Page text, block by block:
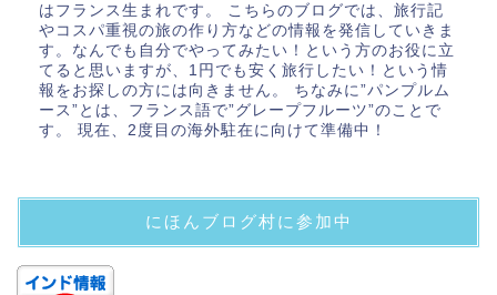
はフランス生まれです。 こちらのブログでは、旅行記
やコスパ重視の旅の作り方などの情報を発信していきま
す。なんでも自分でやってみたい！という方のお役に立
てると思いますが、1円でも安く旅行したい！という情
報をお探しの方には向きません。 ちなみに”パンプルム
ース”とは、フランス語で”グレープフルーツ”のことで
す。 現在、2度目の海外駐在に向けて準備中！
にほんブログ村に参加中